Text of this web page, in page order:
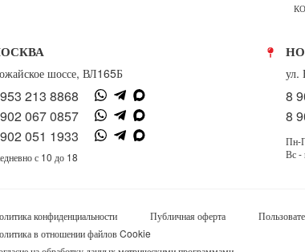
шоссе, ВЛ165Б
213 8868
067 0857
051 1933
с 10 до 18
ул.
8
8
Пн-
Вс -
конфиденциальности Публичная оферта
в отношении файлов Cookie